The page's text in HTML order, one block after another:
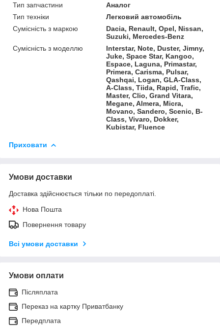
Тип запчастини
Аналог
Тип техніки
Легковий автомобіль
Сумісність з маркою
Dacia, Renault, Opel, Nissan,
Suzuki, Mercedes-Benz
Сумісність з моделлю
Interstar, Note, Duster, Jimny,
Juke, Space Star, Kangoo,
Espace, Laguna, Primastar,
Primera, Carisma, Pulsar,
Qashqai, Logan, GLA-Class,
A-Class, Tiida, Rapid, Trafic,
Master, Clio, Grand Vitara,
Megane, Almera, Micra,
Movano, Sandero, Scenic, B-
Class, Vivaro, Dokker,
Kubistar, Fluence
Приховати
Умови доставки
Доставка здійснюється тільки по передоплаті.
Нова Пошта
Повернення товару
Всі умови доставки
Умови оплати
Післяплата
Переказ на картку Приватбанку
Передплата